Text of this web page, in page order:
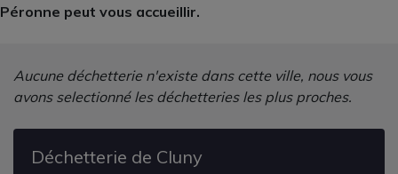
Péronne peut vous accueillir.
Aucune déchetterie n'existe dans cette ville, nous vous
avons selectionné les déchetteries les plus proches.
Déchetterie de Cluny